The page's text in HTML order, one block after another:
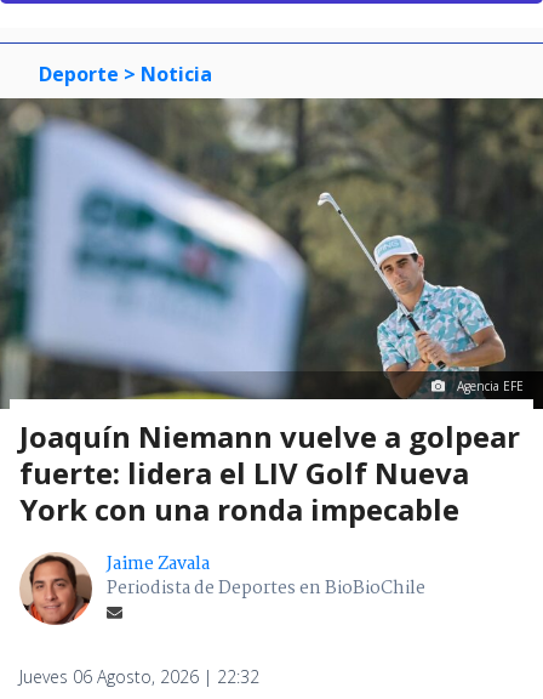
Deporte > Noticia
Agencia EFE
Joaquín Niemann vuelve a golpear
fuerte: lidera el LIV Golf Nueva
York con una ronda impecable
Jaime Zavala
Periodista de Deportes en BioBioChile
Jueves 06 Agosto, 2026 | 22:32